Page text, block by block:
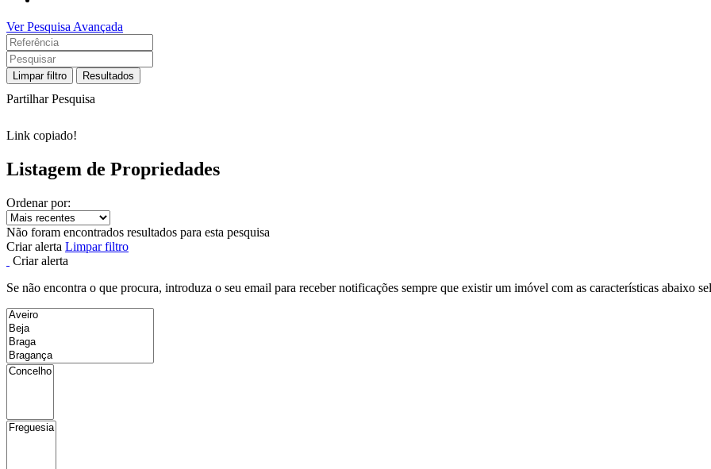
Ver Pesquisa Avançada
Limpar filtro Resultados
Partilhar Pesquisa
Link copiado!
Listagem de Propriedades
Ordenar por:
Não foram encontrados resultados para esta pesquisa
Criar alerta Limpar filtro
Criar alerta
Se não encontra o que procura, introduza o seu email para receber notificações sempre que existir um imóvel com as características abaixo